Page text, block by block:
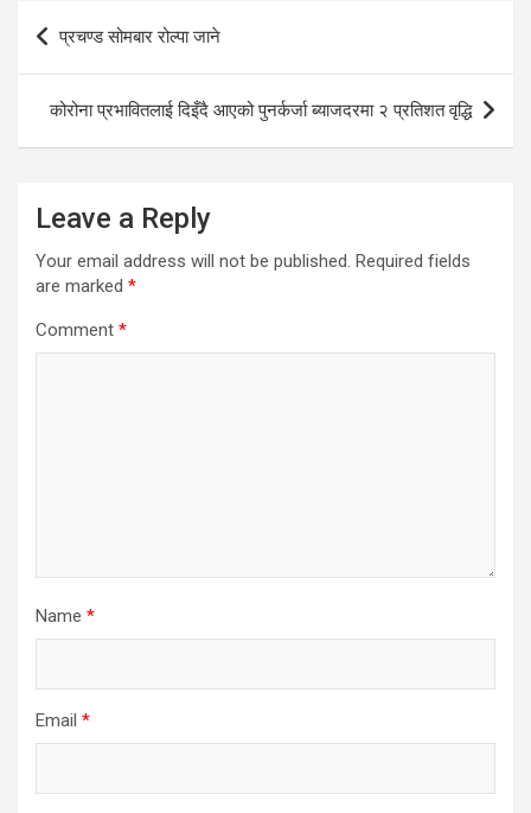
Post
navigation
प्रचण्ड सोमबार रोल्पा जाने
कोरोना प्रभावितलाई दिइँदै आएको पुनर्कर्जा ब्याजदरमा २ प्रतिशत वृद्धि
Leave a Reply
Your email address will not be published. Required fields
are marked *
Comment *
Name *
Email *